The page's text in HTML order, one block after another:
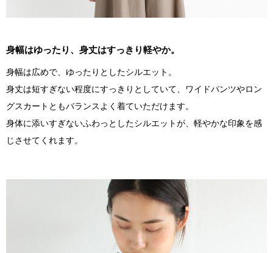
身幅はゆったり、身丈はすっきり軽やか。
身幅は広めで、ゆったりとしたシルエット。
身丈は短すぎない程度にすっきりとしていて、ワイドパンツやロン
グスカートともバランスよく着ていただけます。
身体に添いすぎないふわっとしたシルエットが、軽やかな印象を感
じさせてくれます。